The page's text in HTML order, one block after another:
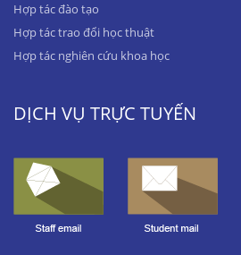
Hợp tác đào tạo
Hợp tác trao đổi học thuật
Hợp tác nghiên cứu khoa học
DỊCH VỤ TRỰC TUYẾN